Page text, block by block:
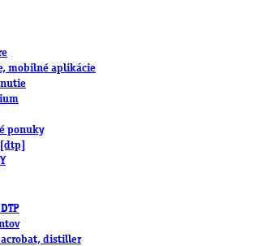
mobilné aplikácie
ponuky
distiller